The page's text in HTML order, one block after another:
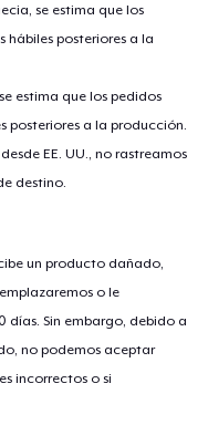
se estima que los
hábiles posteriores a la
estima que los pedidos
posteriores a la producción.
EE. UU., no rastreamos
destino.
un producto dañado,
o le
días. Sin embargo, debido a
no podemos aceptar
incorrectos o si